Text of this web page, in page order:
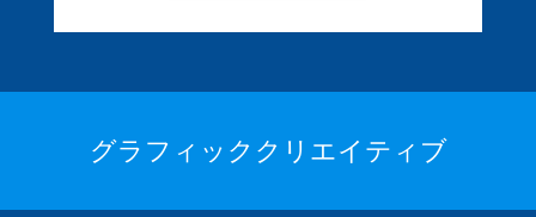
グラフィッククリエイティブ